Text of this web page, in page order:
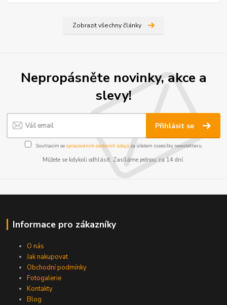
Zobrazit všechny články
Nepropásněte novinky, akce a
slevy!
Přihlásit se
Souhlasím se zpracováním osobních údajůza účelem rozesílky newsletteru.
Můžete se kdykoli odhlásit. Zasíláme jednou za 14 dní.
Informace pro zákazníky
O nás
Jak nakupovat
Obchodní podmínky
Fotogalerie
Kontakty
Blog